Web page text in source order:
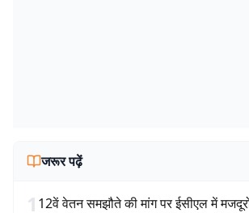
जरूर पढ़ें
1 12वें वेतन समझौते की मांग पर ईसीएल में